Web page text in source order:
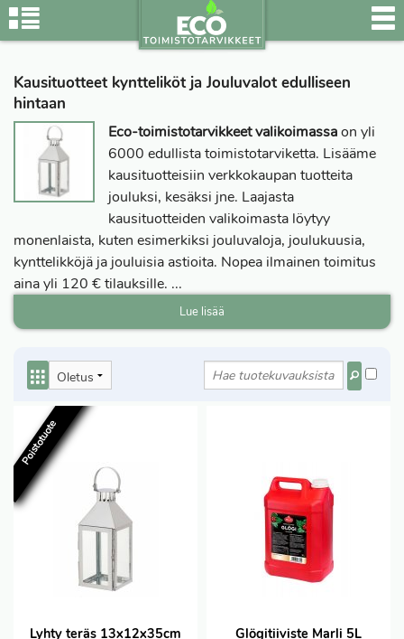
Kausituotteet kyntteliköt ja Jouluvalot edulliseen
hintaan
Eco-toimistotarvikkeet valikoimassaon yli
6000 edullista toimistotarviketta. Lisääme
kausituotteisiin verkkokaupan tuotteita
jouluksi, kesäksi jne. Laajasta
kausituotteiden valikoimasta löytyy
monenlaista, kuten esimerkiksi jouluvaloja, joulukuusia,
kynttelikköjä ja jouluisia astioita. Nopea ilmainen toimitus
aina yli 120 € tilauksille. ...
Lue lisää
Poistotuote
Lyhty teräs 13x12x35cm Glögitiiviste Marli 5L